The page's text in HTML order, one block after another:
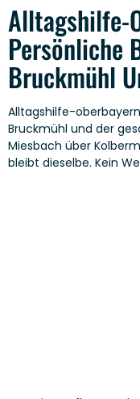
Alltagshilfe-
Persönliche
Bruckmühl
Alltagshilfe-
Bruckmühl und der
Miesbach über
bleibt dieselbe. Kein